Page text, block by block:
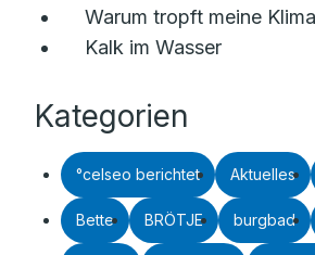
Warum tropft meine
Kalk im Wasser
Kategorien
°celseo berichtet Aktuelles
Bette BRÖTJE burgbad